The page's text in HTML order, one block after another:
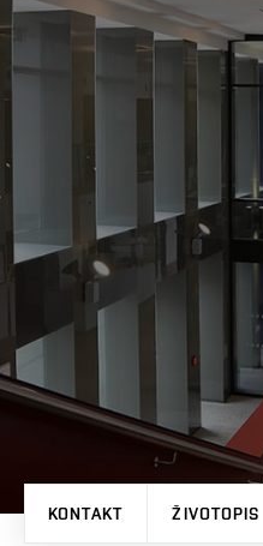
KONTAKT ŽIVOTOPIS